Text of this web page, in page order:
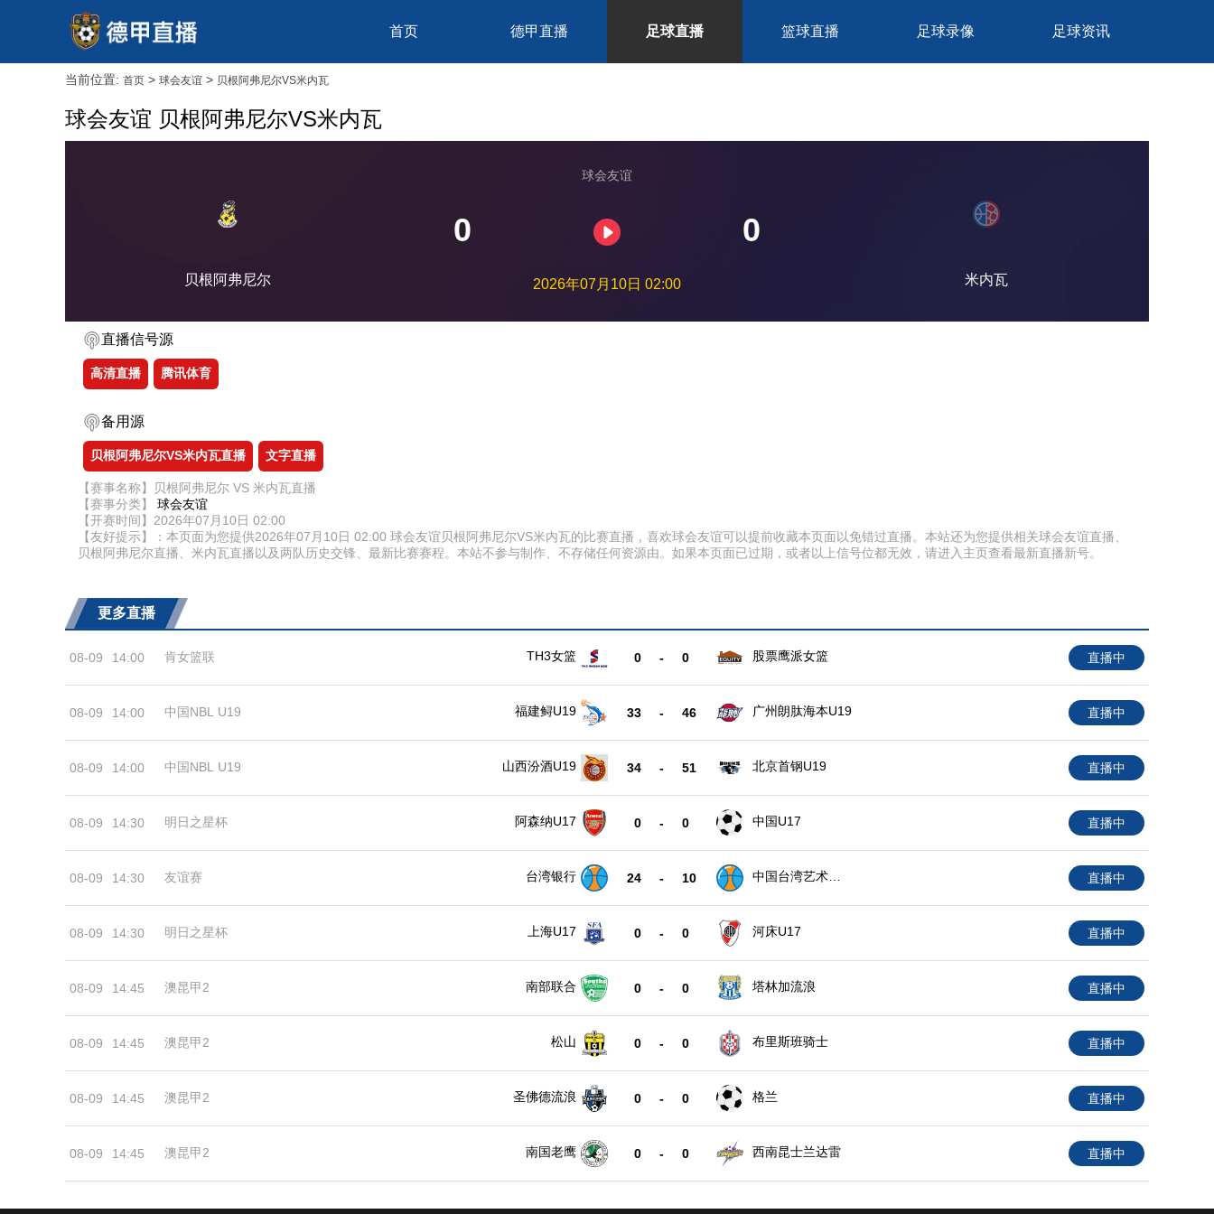
首页 德甲直播 足球直播 篮球直播 足球录像 足球资讯
当前位置: 首页 > 球会友谊 > 贝根阿弗尼尔VS米内瓦
球会友谊 贝根阿弗尼尔VS米内瓦
贝根阿弗尼尔
球会友谊
0 0
2026年07月10日 02:00 米内瓦
直播信号源
高清直播 腾讯体育
备用源
贝根阿弗尼尔VS米内瓦直播 文字直播
【赛事名称】贝根阿弗尼尔 VS 米内瓦直播
【赛事分类】 球会友谊
【开赛时间】2026年07月10日 02:00
【友好提示】：本页面为您提供2026年07月10日 02:00 球会友谊贝根阿弗尼尔VS米内瓦的比赛直播，喜欢球会友谊可以提前收藏本页面以免错过直播。本站还为您提供相关球会友谊直播、
贝根阿弗尼尔直播、米内瓦直播以及两队历史交锋、最新比赛赛程。本站不参与制作、不存储任何资源由。如果本页面已过期，或者以上信号位都无效，请进入主页查看最新直播新号。
更多直播
08-09 14:00 肯女篮联 TH3女篮 0 - 0 股票鹰派女篮 直播中
08-09 14:00 中国NBL U19 福建鲟U19 33 - 46 广州朗肽海本U19 直播中
08-09 14:00 中国NBL U19 山西汾酒U19 34 - 51 北京首钢U19 直播中
08-09 14:30 明日之星杯 阿森纳U17 0 - 0 中国U17 直播中
08-09 14:30 友谊赛 台湾银行 24 - 10
中国台湾艺术大
直播中
08-09 14:30 明日之星杯 上海U17 0 - 0 河床U17 直播中
08-09 14:45 澳昆甲2 南部联合 0 - 0 塔林加流浪 直播中
08-09 14:45 澳昆甲2 松山 0 - 0 布里斯班骑士 直播中
08-09 14:45 澳昆甲2 圣佛德流浪 0 - 0 格兰 直播中
08-09 14:45 澳昆甲2 南国老鹰 0 - 0 西南昆士兰达雷 直播中